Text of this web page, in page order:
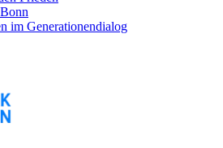
im Generationendialog